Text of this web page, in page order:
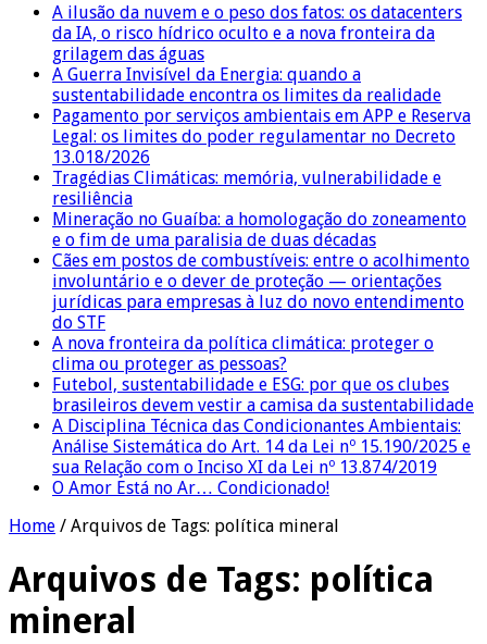
A ilusão da nuvem e o peso dos fatos: os datacenters
da IA, o risco hídrico oculto e a nova fronteira da
grilagem das águas
A Guerra Invisível da Energia: quando a
sustentabilidade encontra os limites da realidade
Pagamento por serviços ambientais em APP e Reserva
Legal: os limites do poder regulamentar no Decreto
13.018/2026
Tragédias Climáticas: memória, vulnerabilidade e
resiliência
Mineração no Guaíba: a homologação do zoneamento
e o fim de uma paralisia de duas décadas
Cães em postos de combustíveis: entre o acolhimento
involuntário e o dever de proteção — orientações
jurídicas para empresas à luz do novo entendimento
do STF
A nova fronteira da política climática: proteger o
clima ou proteger as pessoas?
Futebol, sustentabilidade e ESG: por que os clubes
brasileiros devem vestir a camisa da sustentabilidade
A Disciplina Técnica das Condicionantes Ambientais:
Análise Sistemática do Art. 14 da Lei nº 15.190/2025 e
sua Relação com o Inciso XI da Lei nº 13.874/2019
O Amor Está no Ar… Condicionado!
Home / Arquivos de Tags: política mineral
Arquivos de Tags: política
mineral